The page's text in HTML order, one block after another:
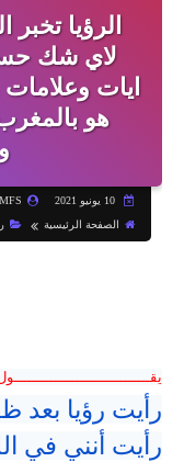
الرؤيا تخبر
لاي شك
ايات
هو
10 يونيو 2021 MFS
الصفحة الرئيسية
رأيت رؤيا بعد
رأيت أنني في